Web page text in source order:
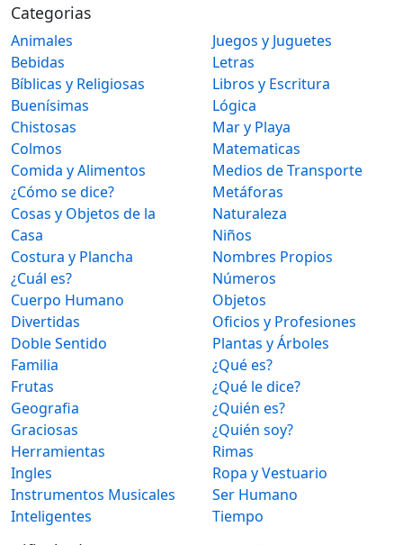
Categorias
Animales
Bebidas
Bíblicas y Religiosas
Buenísimas
Chistosas
Colmos
Comida y Alimentos
¿Cómo se dice?
Cosas y Objetos de la
Casa
Costura y Plancha
¿Cuál es?
Cuerpo Humano
Divertidas
Doble Sentido
Familia
Frutas
Geografia
Graciosas
Herramientas
Ingles
Instrumentos Musicales
Inteligentes
Juegos y Juguetes
Letras
Libros y Escritura
Lógica
Mar y Playa
Matematicas
Medios de Transporte
Metáforas
Naturaleza
Niños
Nombres Propios
Números
Objetos
Oficios y Profesiones
Plantas y Árboles
¿Qué es?
¿Qué le dice?
¿Quién es?
¿Quién soy?
Rimas
Ropa y Vestuario
Ser Humano
Tiempo